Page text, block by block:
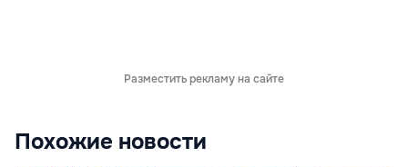
Разместить рекламу на сайте
Похожие новости